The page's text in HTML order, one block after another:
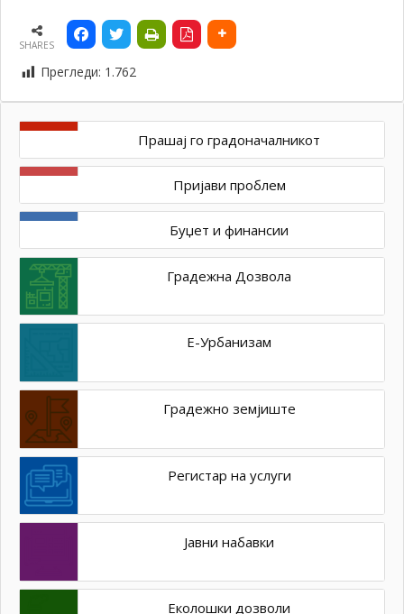
SHARES
Прегледи: 1.762
Прашај го градоначалникот
Пријави проблем
Буџет и финансии
Градежна Дозвола
Е-Урбанизам
Градежно земјиште
Регистар на услуги
Јавни набавки
Еколошки дозволи